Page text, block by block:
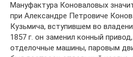
Мануфактура Коноваловых
при Александре Петровиче
Кузьмича, вступившем во
1857 г. он заменил конный
отделочные машины, паровым